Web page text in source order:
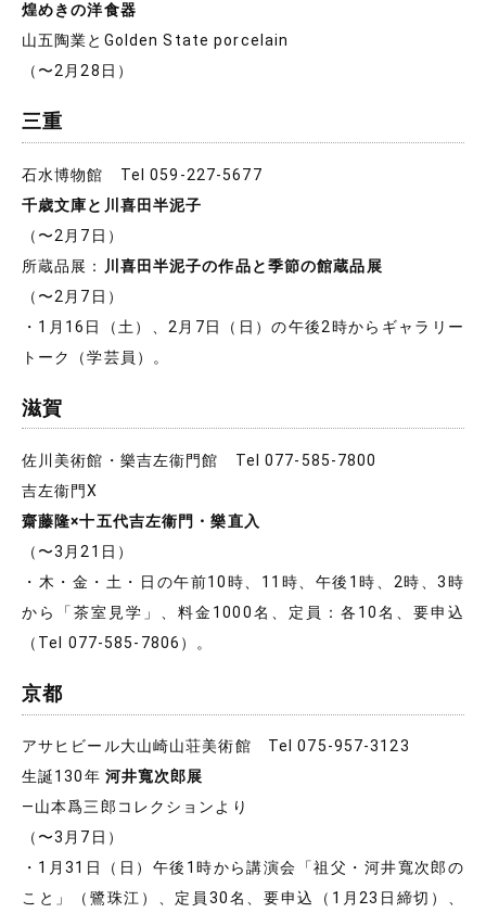
煌めきの洋食器
山五陶業とGolden State porcelain
（〜2月28日）
三重
石水博物館 Tel 059-227-5677
千歳文庫と川喜田半泥子
（〜2月7日）
所蔵品展：
川喜田半泥子の作品と季節の館蔵品展
（〜2月7日）
・1月16日（土）、2月7日（日）の午後2時からギャラリー
トーク（学芸員）。
滋賀
佐川美術館・樂吉左衞門館 Tel 077-585-7800
吉左衞門X
齋藤隆×十五代吉左衞門・樂直入
（〜3月21日）
・木・金・土・日の午前10時、11時、午後1時、2時、3時
から「茶室見学」、料金1000名、定員：各10名、要申込
（Tel 077-585-7806）。
京都
アサヒビール大山崎山荘美術館 Tel 075-957-3123
生誕130年 河井寬次郎展
―山本爲三郎コレクションより
（〜3月7日）
・1月31日（日）午後1時から講演会「祖父・河井寬次郎の
こと」（鷺珠江）、定員30名、要申込（1月23日締切）、